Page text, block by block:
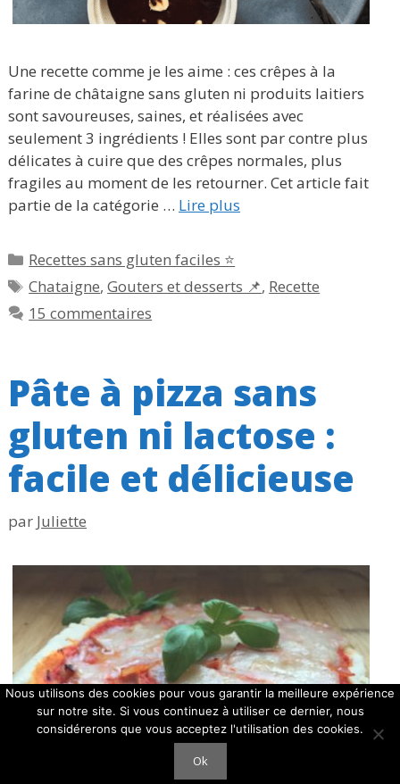
Une recette comme je les aime : ces crêpes à la
farine de châtaigne sans gluten ni produits laitiers
sont savoureuses, saines, et réalisées avec
seulement 3 ingrédients ! Elles sont par contre plus
délicates à cuire que des crêpes normales, plus
fragiles au moment de les retourner. Cet article fait
partie de la catégorie … Lire plus
Catégories
Recettes sans gluten faciles ⭐
Étiquettes
Chataigne,Gouters et desserts 📌, Recette
15 commentaires
Pâte à pizza sans
gluten ni lactose :
facile et délicieuse
par Juliette
Nous utilisons des cookies pour vous garantir la meilleure expérience
sur notre site. Si vous continuez à utiliser ce dernier, nous
considérerons que vous acceptez l'utilisation des cookies.
Ok